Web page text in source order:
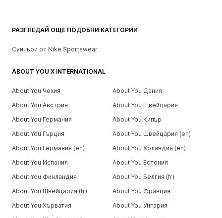
РАЗГЛЕДАЙ ОЩЕ ПОДОБНИ КАТЕГОРИИ
Суичъри от Nike Sportswear
ABOUT YOU X INTERNATIONAL
About You Чехия
About You Дания
About You Австрия
About You Швейцария
About You Германия
About You Кипър
About You Гърция
About You Швейцария (en)
About You Германия (en)
About You Холандия (en)
About You Испания
About You Естония
About You Финландия
About You Белгия (fr)
About You Швейцария (fr)
About You Франция
About You Хърватия
About You Унгария